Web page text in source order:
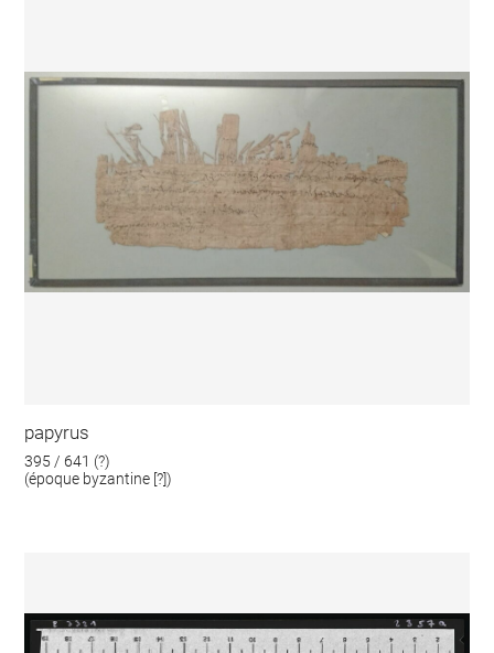
papyrus
395 / 641 (?)
(époque byzantine [?])